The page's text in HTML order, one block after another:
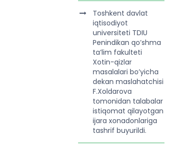
Toshkent davlat
iqtisodiyot
universiteti TDIU
Penindikan qo’shma
ta’lim fakulteti
Xotin-qizlar
masalalari bo’yicha
dekan maslahatchisi
F.Xoldarova
tomonidan talabalar
istiqomat qilayotgan
ijara xonadonlariga
tashrif buyurildi.